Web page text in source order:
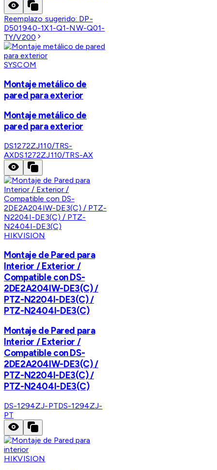
Reemplazo sugerido: DP-
D501940-1X1-Q1-NW-Q01-
TY/V200
SYSCOM
Montaje metálico de
pared para exterior
Montaje metálico de
pared para exterior
DS1272ZJ110/TRS-
AXDS1272ZJ110/TRS-AX
HIKVISION
Montaje de Pared para
Interior / Exterior /
Compatible con DS-
2DE2A204IW-DE3(C) /
PTZ-N2204I-DE3(C) /
PTZ-N2404I-DE3(C)
Montaje de Pared para
Interior / Exterior /
Compatible con DS-
2DE2A204IW-DE3(C) /
PTZ-N2204I-DE3(C) /
PTZ-N2404I-DE3(C)
DS-1294ZJ-PTDS-1294ZJ-
PT
HIKVISION